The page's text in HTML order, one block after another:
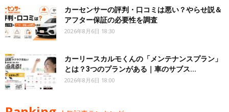
カーセンサーの評判・口コミは悪い？やらせ説＆
アフター保証の必要性を調査
2026年8月6日 18:30
カーリースカルモくんの「メンテナンスプラン」
とは？3つのプランがある｜車のサブス...
2026年8月6日 18:00